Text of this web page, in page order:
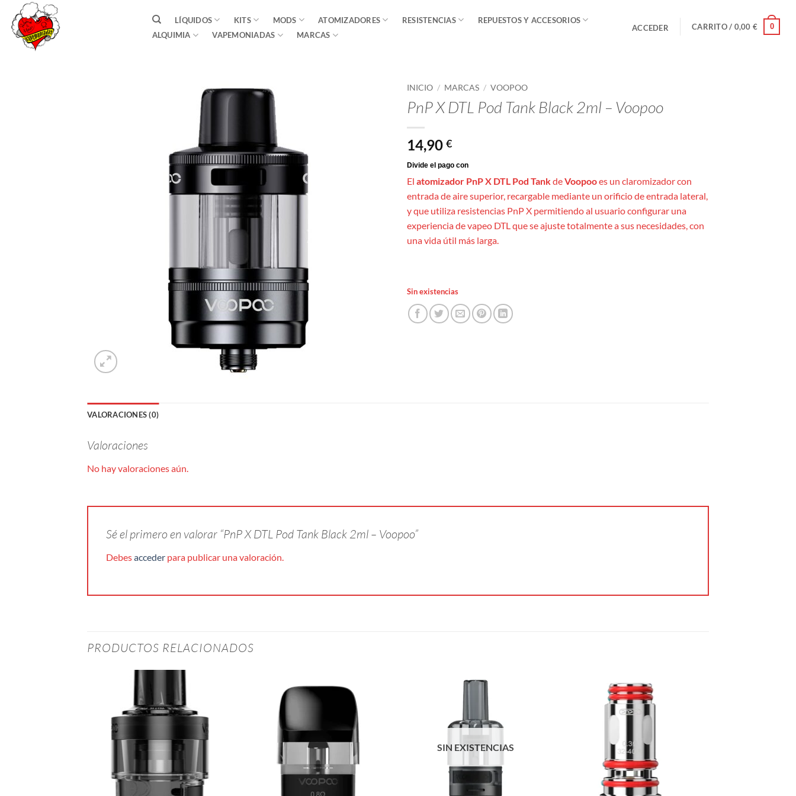
Saltar
contenido
LÍQUIDOS KITS MODS ATOMIZADORES RESISTENCIAS
REPUESTOS Y ACCESORIOS
ALQUIMIA
VAPEMONIADAS MARCAS
ACCEDER CARRITO / 0,00 € 0
INICIO / MARCAS / VOOPOO
PnP X DTL Pod Tank Black 2ml – Voopoo
14,90 €
El atomizador PnP X DTL Pod TankdeVoopooes un claromizador con
entrada de aire superior, recargable mediante un orificio de entrada lateral,
y que utiliza resistencias PnP X permitiendo al usuario configurar una
experiencia de vapeo DTL que se ajuste totalmente a sus necesidades, con
una vida útil más larga.
Sin existencias
VALORACIONES (0)
Valoraciones
No hay valoraciones aún.
Sé el primero en valorar “PnP X DTL Pod Tank Black 2ml – Voopoo”
Debesacceder para publicar una valoración.
PRODUCTOS RELACIONADOS
SIN EXISTENCIAS